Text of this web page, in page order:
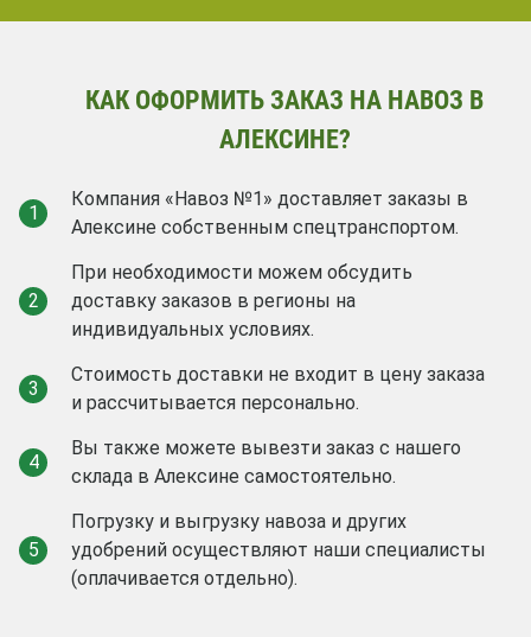
КАК ОФОРМИТЬ ЗАКАЗ НА НАВОЗ В
АЛЕКСИНЕ?
1
Компания «Навоз №1» доставляет заказы в
Алексине собственным спецтранспортом.
2
При необходимости можем обсудить
доставку заказов в регионы на
индивидуальных условиях.
3
Стоимость доставки не входит в цену заказа
и рассчитывается персонально.
4
Вы также можете вывезти заказ с нашего
склада в Алексине самостоятельно.
5
Погрузку и выгрузку навоза и других
удобрений осуществляют наши специалисты
(оплачивается отдельно).